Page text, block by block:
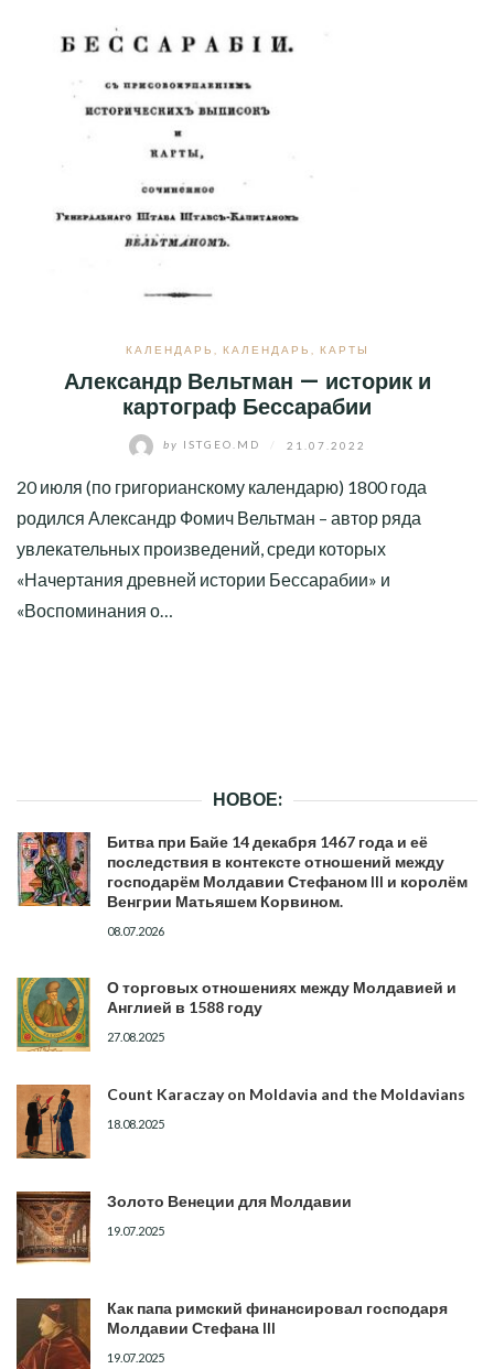
КАЛЕНДАРЬ КАЛЕНДАРЬ КАРТЫ
Александр Вельтман — историк и
картограф Бессарабии
by ISTGEO.MD 21.07.2022
20 июля (по григорианскому календарю) 1800 года
родился Александр Фомич Вельтман – автор ряда
увлекательных произведений, среди которых
«Начертания древней истории Бессарабии» и
«Воспоминания о…
НОВОЕ:
Битва при Байе 14 декабря 1467 года и её
последствия в контексте отношений между
господарём Молдавии Стефаном III и королём
Венгрии Матьяшем Корвином.
08.07.2026
О торговых отношениях между Молдавией и
Англией в 1588 году
27.08.2025
Count Karaczay on Moldavia and the Moldavians
18.08.2025
Золото Венеции для Молдавии
19.07.2025
Как папа римский финансировал господаря
Молдавии Стефана III
19.07.2025